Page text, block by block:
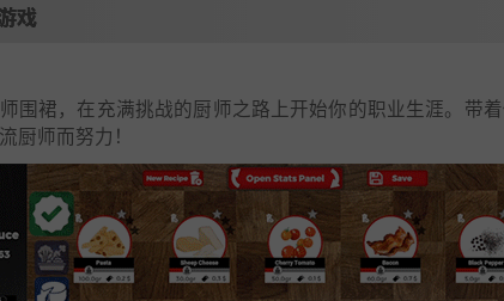
戏
围裙，在充满挑战的厨师之路上开始你的职业生涯。带
厨师而努力！